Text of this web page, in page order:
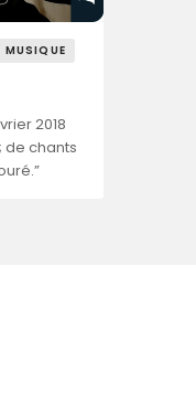
MUSIQUE
2018
de chants